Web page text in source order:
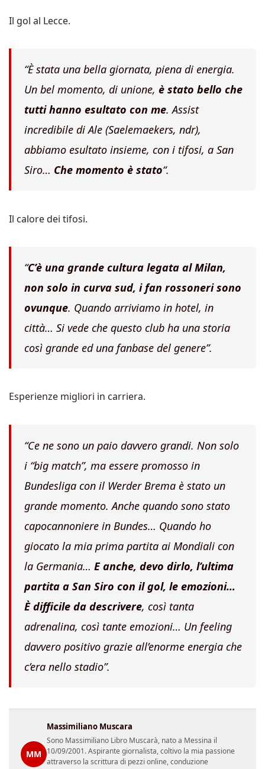
Il gol al Lecce.
“È stata una bella giornata, piena di energia.
Un bel momento, di unione, è stato bello che
tutti hanno esultato con me. Assist
incredibile di Ale (Saelemaekers, ndr),
abbiamo esultato insieme, con i tifosi, a San
Siro… Che momento è stato“.
Il calore dei tifosi.
“C’è una grande cultura legata al Milan,
non solo in curva sud, i fan rossoneri sono
ovunque. Quando arriviamo in hotel, in
città… Si vede che questo club ha una storia
così grande ed una fanbase del genere”.
Esperienze migliori in carriera.
“Ce ne sono un paio davvero grandi. Non solo
i “big match”, ma essere promosso in
Bundesliga con il Werder Brema è stato un
grande momento. Anche quando sono stato
capocannoniere in Bundes… Quando ho
giocato la mia prima partita ai Mondiali con
la Germania… E anche, devo dirlo, l’ultima
partita a San Siro con il gol, le emozioni…
È difficile da descrivere, così tanta
adrenalina, così tante emozioni… Un feeling
davvero positivo grazie all’enorme energia che
c’era nello stadio”.
MM
Massimiliano Muscara
Sono Massimiliano Libro Muscarà, nato a Messina il
10/09/2001. Aspirante giornalista, coltivo la mia passione
attraverso la scrittura di pezzi online, conduzione